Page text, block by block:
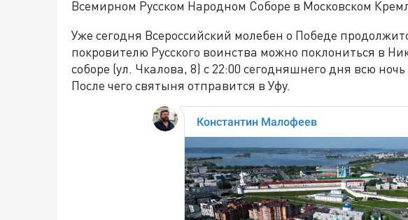
Всемирном Русском Народном Соборе в Московском
Уже сегодня Всероссийский молебен о Победе
покровителю Русского воинства можно поклониться в
соборе (ул. Чкалова, 8) с 22:00 сегодняшнего дня всю
После чего святыня отправится в Уфу.